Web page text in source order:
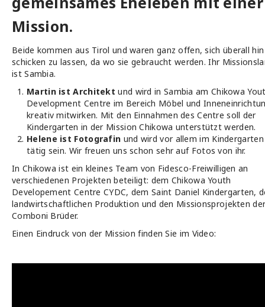
Mission.
Beide kommen aus Tirol und waren ganz offen, sich überall hin
schicken zu lassen, da wo sie gebraucht werden. Ihr
ist Sambia.
Martin ist Architekt und wird in Sambia am Chikowa
Development Centre im Bereich Möbel und
kreativ mitwirken. Mit den Einnahmen des Centre soll der
Kindergarten in der Mission Chikowa unterstützt werden.
Helene ist Fotografin und wird vor allem im Kindergarten
tätig sein. Wir freuen uns schon sehr auf Fotos von ihr.
In Chikowa ist ein kleines Team von Fidesco-Freiwilligen an
verschiedenen Projekten beteiligt: dem Chikowa Youth
Developement Centre CYDC, dem Saint Daniel Kindergarten,
landwirtschaftlichen Produktion und den Missionsprojekten
Comboni Brüder.
Einen Eindruck von der Mission finden Sie im Video: